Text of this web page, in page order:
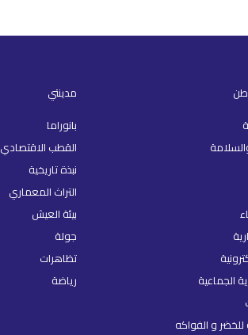
الجماعية
و الفواكه
مدينتي
بانوراما
القطب الاقتصادي
نبذة تاريخية
التراث المعماري
بيئة العيش
جولة
تظاهرات
رياضة